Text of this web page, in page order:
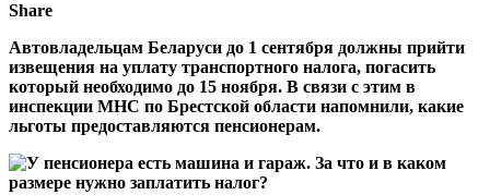
Share
Автовладельцам Беларуси до 1 сентября должны прийти
извещения на уплату транспортного налога, погасить
который необходимо до 15 ноября. В связи с этим в
инспекции МНС по Брестской области напомнили, какие
льготы предоставляются пенсионерам.